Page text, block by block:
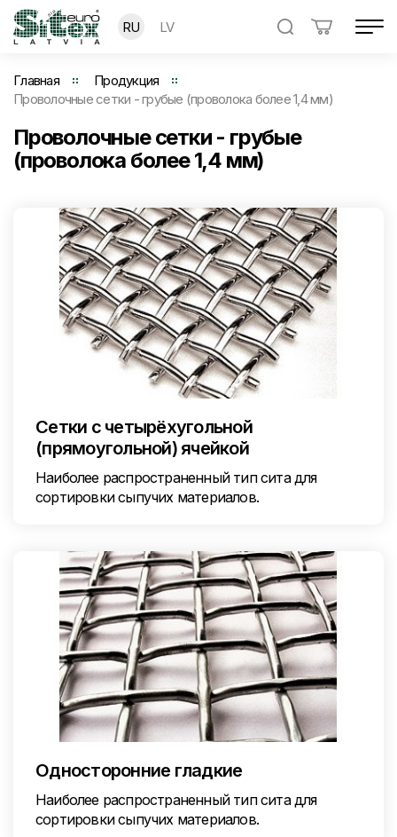
RU LV
Главная
Продукция
Проволочные сетки - грубые (проволока более 1,4 мм)
Проволочные сетки - грубые
(проволока более 1,4 мм)
Сетки с четырёхугольной
(прямоугольной) ячейкой
Наиболее распространенный тип сита для
сортировки сыпучих материалов.
Односторонние гладкие
Наиболее распространенный тип сита для
сортировки сыпучих материалов.